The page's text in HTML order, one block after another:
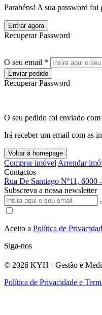
Parabéns! A sua password foi
Entrar agora
Recuperar Password
O seu email *
Enviar pedido
Recuperar Password
O seu pedido foi enviado com
Irá receber um email com as
Voltar à homepage
Comprar imóvel Arrendar
Contactos
Rua De Santiago Nº11, 6000
Subscreva a nossa newsletter
Aceito a Política de
Siga-nos
© 2026 KYH - Gestão e
Política de Privacidade e